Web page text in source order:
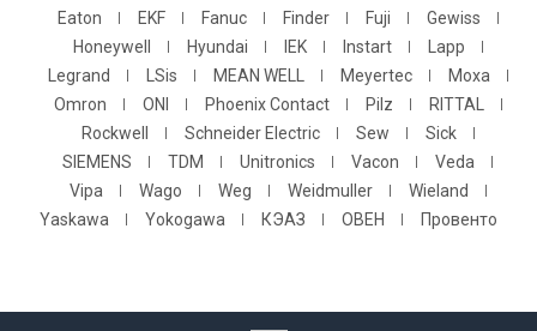
Eaton
EKF Fanuc Finder Fuji
Gewiss
Honeywell
Hyundai IEK Instart
Lapp
Legrand
LSis MEAN WELL Meyertec
Moxa
Omron
ONI Phoenix Contact Pilz
RITTAL
Rockwell
Schneider Electric Sew
Sick
SIEMENS
TDM Unitronics Vacon
Veda
Vipa
Wago Weg Weidmuller
Wieland
Yaskawa
Yokogawa КЭАЗ ОВЕН Провенто